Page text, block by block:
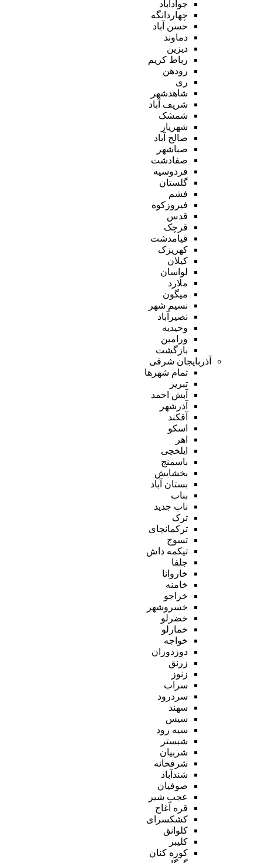
جوادآباد
چهاردانگه
حسن آباد
دماوند
دیزین
رباط کریم
رودهن
ری
شاهدشهر
شریف آباد
شمشک
شهریار
صالح آباد
صباشهر
صفادشت
فردوسیه
گلستان
فشم
فیروزکوه
قدس
قرچک
قیامدشت
کهریزک
کیلان
لواسان
ملارد
میگون
نسیم شهر
نصیرآباد
وحیدیه
ورامین
بازگشت
آذربایجان شرقی
تمام شهر‌ها
تبریز
آبش احمد
آذرشهر
آقکند
اسکو
اهر
ایلخچی
باسمنج
بخشایش
بستان آباد
بناب
ناب جدید
ترک
ترکمانچای
تسوج
تیکمه داش
جلفا
خاروانا
خامنه
خراجو
خسروشهر
خضرلو
خمارلو
خواجه
دوزدوزان
زرنق
زنوز
سراب
سردرود
سهند
سیس
سیه رود
شبستر
شربیان
شرفخانه
شندآباد
صوفیان
عجب شیر
قره آغاج
کشکسرای
کلوانق
کلیبر
کوزه کنان